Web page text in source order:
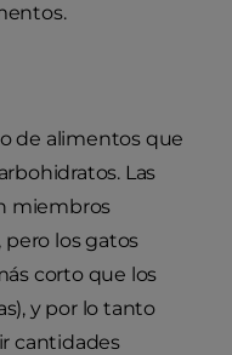
de alimentos que
Las
miembros
pero los gatos
corto que los
y por lo tanto
cantidades